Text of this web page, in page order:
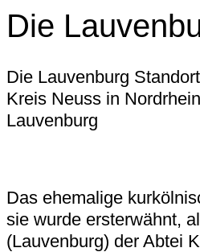
Die
Die Lauvenburg
Kreis Neuss in
Lauvenburg
Das ehemalige
sie wurde ersterwähnt,
(Lauvenburg) der Abtei